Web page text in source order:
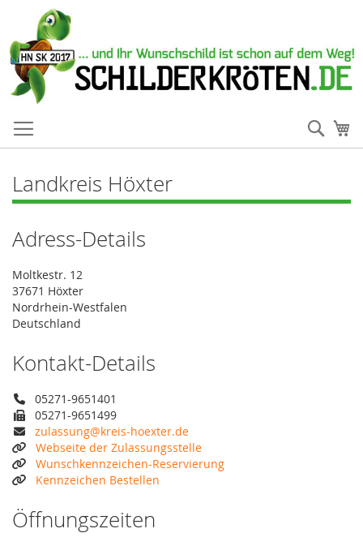
Landkreis Höxter
Adress-Details
Moltkestr. 12
37671 Höxter
Nordrhein-Westfalen
Deutschland
Kontakt-Details
05271-9651401
05271-9651499
zulassung@kreis-hoexter.de
Webseite der Zulassungsstelle
Wunschkennzeichen-Reservierung
Kennzeichen Bestellen
Öffnungszeiten